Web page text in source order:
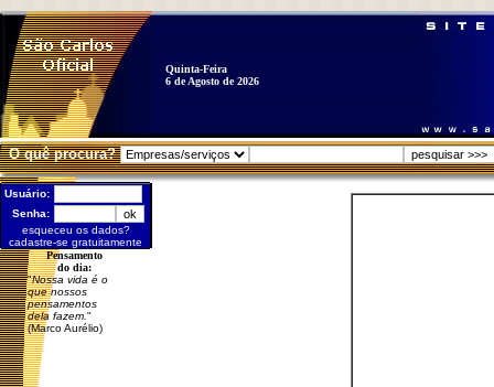
Quinta-Feira
6 de Agosto de 2026
O quê procura?
Usuário:
Senha:
esqueceu os dados?
cadastre-se gratuitamente
Pensamento
do dia:
"Nossa vida é o
que nossos
pensamentos
dela fazem. "
(Marco Aurélio)